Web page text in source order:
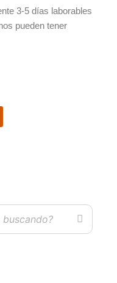
3-5 días laborables
pueden tener